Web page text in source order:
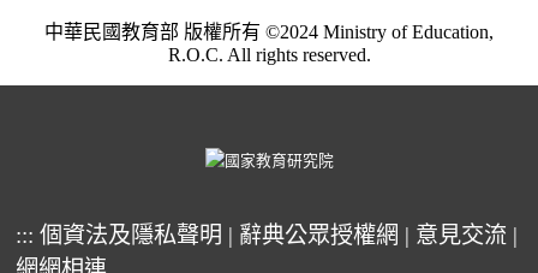
中華民國教育部 版權所有 ©2024 Ministry of Education,
R.O.C. All rights reserved.
::: 個資法及隱私聲明 | 辭典公眾授權網 | 意見交流 |